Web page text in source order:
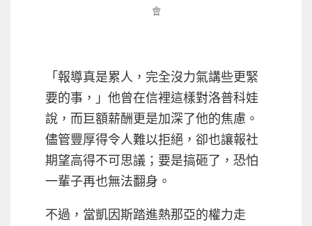
會
「報導真是累人，完全沒力氣講些更緊
要的事，」他曾在信裡這樣對洛普科娃
說，而巨額薪酬更是加深了他的焦慮。
儘管豐厚得令人難以拒絕，卻也讓報社
期望高得不可思議；要是搞砸了，恐怕
一輩子再也無法翻身。
不過，當凱因斯踏進熱那亞的權力走